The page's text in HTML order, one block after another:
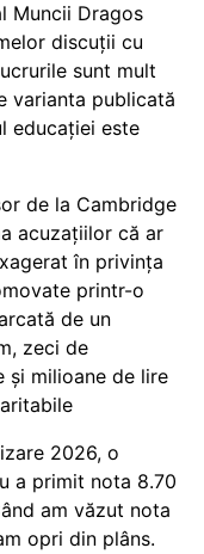
Muncii Dragos
discuții cu
sunt mult
varianta publicată
educației este
de la Cambridge
acuzațiilor că ar
în privința
printr-o
de un
zeci de
și milioane de lire
2026, o
a primit nota 8.70
am văzut nota
opri din plâns.